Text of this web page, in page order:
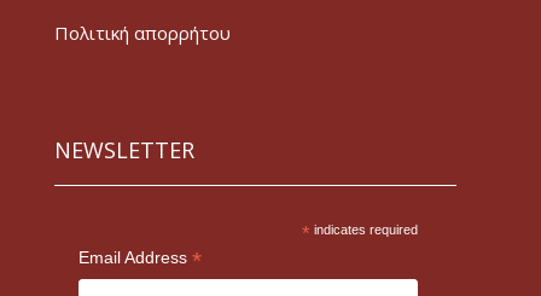
Πολιτική απορρήτου
NEWSLETTER
* indicates required
Email Address *